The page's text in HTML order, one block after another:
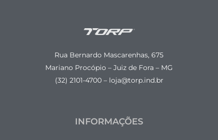
Rua Bernardo Mascarenhas, 675
Mariano Procópio – Juiz de Fora – MG
(32) 2101-4700 – loja@torp.ind.br
INFORMAÇÕES